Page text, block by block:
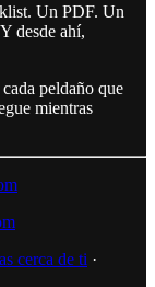
Un PDF. Un
desde ahí,
peldaño que
mientras
cerca de ti ·